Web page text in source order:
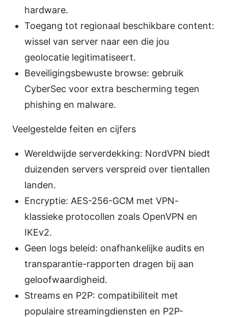
hardware.
Toegang tot regionaal beschikbare content:
wissel van server naar een die jou
geolocatie legitimatiseert.
Beveiligingsbewuste browse: gebruik
CyberSec voor extra bescherming tegen
phishing en malware.
Veelgestelde feiten en cijfers
Wereldwijde serverdekking: NordVPN biedt
duizenden servers verspreid over tientallen
landen.
Encryptie: AES-256-GCM met VPN-
klassieke protocollen zoals OpenVPN en
IKEv2.
Geen logs beleid: onafhankelijke audits en
transparantie-rapporten dragen bij aan
geloofwaardigheid.
Streams en P2P: compatibiliteit met
populaire streamingdiensten en P2P-